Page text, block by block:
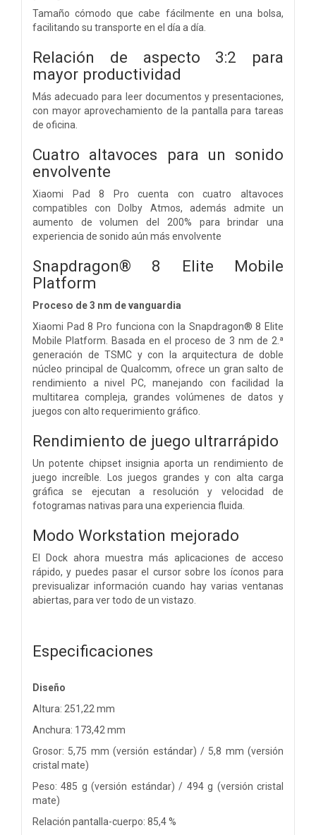
Tamaño cómodo que cabe fácilmente en una bolsa,
facilitando su transporte en el día a día.
Relación de aspecto 3:2 para
mayor productividad
Más adecuado para leer documentos y presentaciones,
con mayor aprovechamiento de la pantalla para tareas
de oficina.
Cuatro altavoces para un sonido
envolvente
Xiaomi Pad 8 Pro cuenta con cuatro altavoces
compatibles con Dolby Atmos, además admite un
aumento de volumen del 200% para brindar una
experiencia de sonido aún más envolvente
Snapdragon® 8 Elite Mobile
Platform
Proceso de 3 nm de vanguardia
Xiaomi Pad 8 Pro funciona con la Snapdragon® 8 Elite
Mobile Platform. Basada en el proceso de 3 nm de 2.ª
generación de TSMC y con la arquitectura de doble
núcleo principal de Qualcomm, ofrece un gran salto de
rendimiento a nivel PC, manejando con facilidad la
multitarea compleja, grandes volúmenes de datos y
juegos con alto requerimiento gráfico.
Rendimiento de juego ultrarrápido
Un potente chipset insignia aporta un rendimiento de
juego increíble. Los juegos grandes y con alta carga
gráfica se ejecutan a resolución y velocidad de
fotogramas nativas para una experiencia fluida.
Modo Workstation mejorado
El Dock ahora muestra más aplicaciones de acceso
rápido, y puedes pasar el cursor sobre los íconos para
previsualizar información cuando hay varias ventanas
abiertas, para ver todo de un vistazo.
Especificaciones
Diseño
Altura: 251,22 mm
Anchura: 173,42 mm
Grosor: 5,75 mm (versión estándar) / 5,8 mm (versión
cristal mate)
Peso: 485 g (versión estándar) / 494 g (versión cristal
mate)
Relación pantalla-cuerpo: 85,4 %